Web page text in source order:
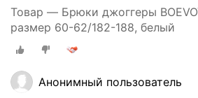
Товар — Брюки джоггеры
размер 60-62/182-188, белый
Анонимный пользователь